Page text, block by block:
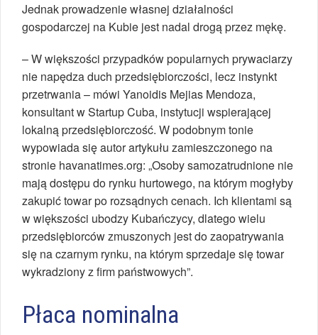
Jednak prowadzenie własnej działalności
gospodarczej na Kubie jest nadal drogą przez mękę.
– W większości przypadków popularnych prywaciarzy
nie napędza duch przedsiębiorczości, lecz instynkt
przetrwania – mówi Yanoidis Mejias Mendoza,
konsultant w Startup Cuba, instytucji wspierającej
lokalną przedsiębiorczość. W podobnym tonie
wypowiada się autor artykułu zamieszczonego na
stronie havanatimes.org: „Osoby samozatrudnione nie
mają dostępu do rynku hurtowego, na którym mogłyby
zakupić towar po rozsądnych cenach. Ich klientami są
w większości ubodzy Kubańczycy, dlatego wielu
przedsiębiorców zmuszonych jest do zaopatrywania
się na czarnym rynku, na którym sprzedaje się towar
wykradziony z firm państwowych”.
Płaca nominalna